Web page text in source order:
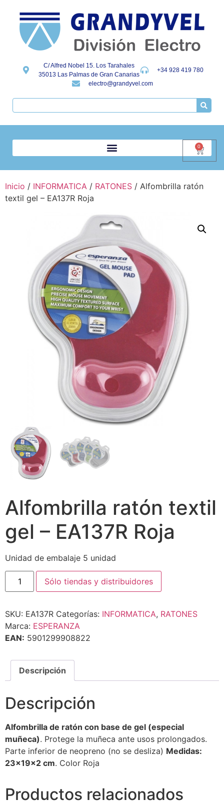
C/ Alfred Nobel 15. Los Tarahales
35013 Las Palmas de Gran Canarias
+34 928 419 780
electro@grandyvel.com
0
Inicio / INFORMATICA / RATONES / Alfombrilla ratón
textil gel – EA137R Roja
Alfombrilla ratón textil
gel – EA137R Roja
Unidad de embalaje 5 unidad
Sólo tiendas y distribuidores
SKU: EA137R Categorías: INFORMATICA, RATONES
Marca: ESPERANZA
EAN: 5901299908822
Descripción
Descripción
Alfombrilla de ratón con base de gel (especial
muñeca). Protege la muñeca ante usos prolongados.
Parte inferior de neopreno (no se desliza) Medidas:
23x19x2 cm. Color Roja
Productos relacionados